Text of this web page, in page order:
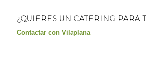
¿QUIERES UN CATERING PARA
Contactar con Vilaplana